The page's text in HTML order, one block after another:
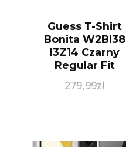
Guess T-Shirt
Bonita W2BI38
I3Z14 Czarny
Regular Fit
279,99zł